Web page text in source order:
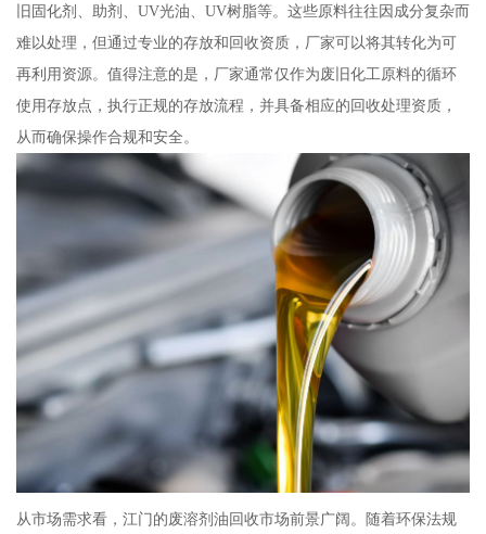
旧固化剂、助剂、UV光油、UV树脂等。这些原料往往因成分复杂而
难以处理，但通过专业的存放和回收资质，厂家可以将其转化为可
再利用资源。值得注意的是，厂家通常仅作为废旧化工原料的循环
使用存放点，执行正规的存放流程，并具备相应的回收处理资质，
从而确保操作合规和安全。
从市场需求看，江门的废溶剂油回收市场前景广阔。随着环保法规